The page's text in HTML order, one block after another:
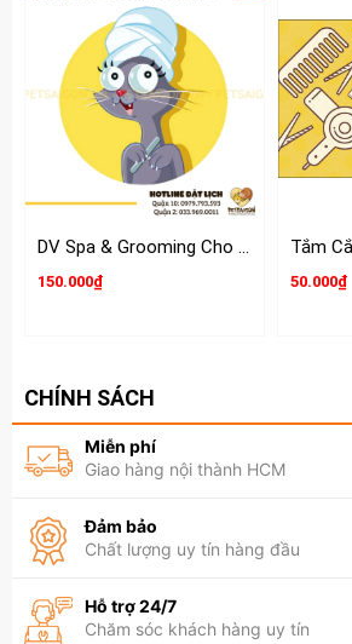
DV Spa & Grooming Cho MÈO
150.000₫ 50.000₫
CHÍNH SÁCH
Miễn phí
Giao hàng nội thành HCM
Đảm bảo
Chất lượng uy tín hàng đầu
Hỗ trợ 24/7
Chăm sóc khách hàng uy tín